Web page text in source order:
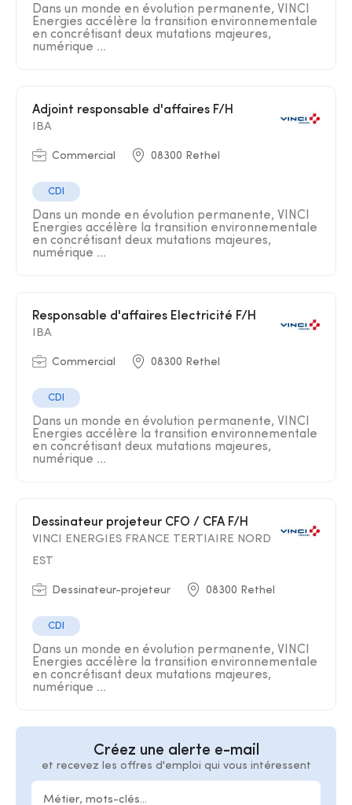
Dans un monde en évolution permanente, VINCI
Energies accélère la transition environnementale
en concrétisant deux mutations majeures,
numérique ...
Adjoint responsable d'affaires F/H
IBA
Commercial 08300 Rethel
CDI
Dans un monde en évolution permanente, VINCI
Energies accélère la transition environnementale
en concrétisant deux mutations majeures,
numérique ...
Responsable d'affaires Electricité F/H
IBA
Commercial 08300 Rethel
CDI
Dans un monde en évolution permanente, VINCI
Energies accélère la transition environnementale
en concrétisant deux mutations majeures,
numérique ...
Dessinateur projeteur CFO / CFA F/H
VINCI ENERGIES FRANCE TERTIAIRE NORD
EST
Dessinateur-projeteur 08300 Rethel
CDI
Dans un monde en évolution permanente, VINCI
Energies accélère la transition environnementale
en concrétisant deux mutations majeures,
numérique ...
Créez une alerte e-mail
et recevez les offres d'emploi qui vous intéressent